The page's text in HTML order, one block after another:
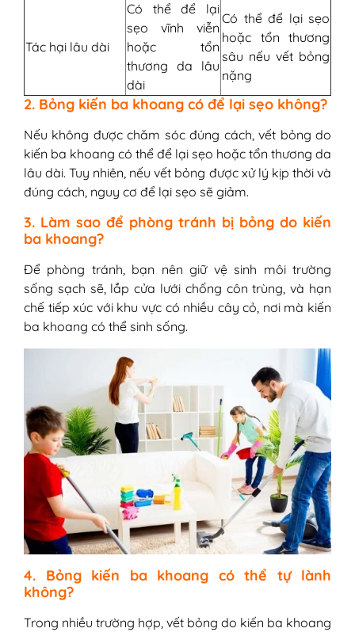
Tác hại lâu dài
Có thể để lại
sẹo vĩnh viễn
hoặc tổn
thương da lâu
dài
Có thể để lại sẹo
hoặc tổn thương
sâu nếu vết bỏng
nặng
2. Bỏng kiến ba khoang có để lại sẹo không?
Nếu không được chăm sóc đúng cách, vết bỏng do
kiến ba khoang có thể để lại sẹo hoặc tổn thương da
lâu dài. Tuy nhiên, nếu vết bỏng được xử lý kịp thời và
đúng cách, nguy cơ để lại sẹo sẽ giảm.
3. Làm sao để phòng tránh bị bỏng do kiến
ba khoang?
Để phòng tránh, bạn nên giữ vệ sinh môi trường
sống sạch sẽ, lắp cửa lưới chống côn trùng, và hạn
chế tiếp xúc với khu vực có nhiều cây cỏ, nơi mà kiến
ba khoang có thể sinh sống.
4. Bỏng kiến ba khoang có thể tự lành
không?
Trong nhiều trường hợp, vết bỏng do kiến ba khoang